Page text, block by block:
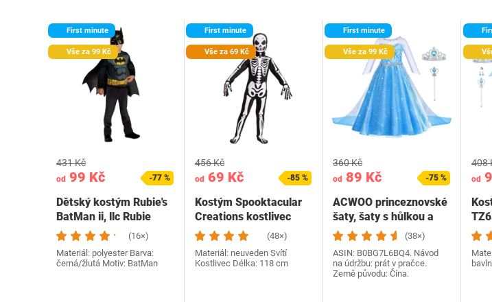
First minute
Vše za 99 Kč
od 99 Kč
431 Kč
-77 %
Dětský kostým Rubie's
BatMan ii, llc Rubie
(16×)
Materiál: polyester Barva:
černá/žlutá Motiv: BatMan
First minute
Vše za 69 Kč
od69 Kč
456 Kč
-85 %
Kostým Spooktacular
Creations kostlivec
(48×)
Materiál: neuveden Svítí
Kostlivec Délka: 118 cm
First minute
Vše za 99 Kč
od 89 Kč
360 Kč
-75 %
ACWOO princeznovské
šaty, šaty s hůlkou a
korunkou, kostýmy…
(38×)
ASIN: B0BG7L6BQ4. Návod
na údržbu: prát v pračce.
Země původu: Čína.
od
408